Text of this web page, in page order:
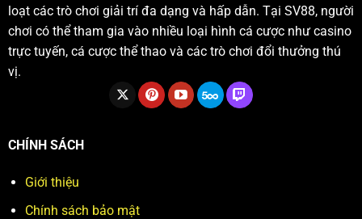
loạt các trò chơi giải trí đa dạng và hấp dẫn. Tại SV88, người
chơi có thể tham gia vào nhiều loại hình cá cược như casino
trực tuyến, cá cược thể thao và các trò chơi đổi thưởng thú
vị.
CHÍNH SÁCH
Giới thiệu
Chính sách bảo mật